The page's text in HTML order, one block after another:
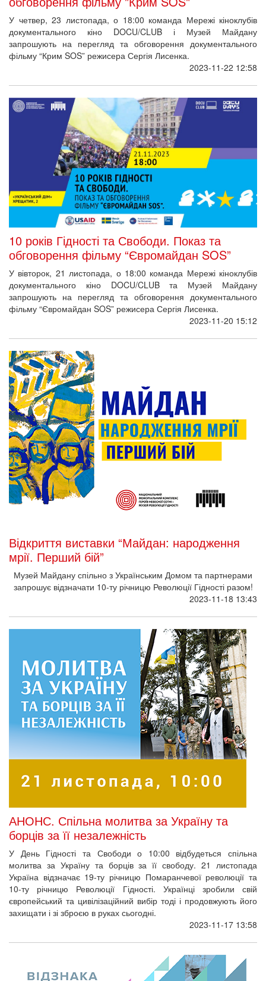
У четвер, 23 листопада, о 18:00 команда Мережі кіноклубів
документального кіно DOCU/CLUB і Музей Майдану
запрошують на перегляд та обговорення документального
фільму “Крим SOS” режисера Сергія Лисенка.
2023-11-22 12:58
10 років Гідності та Свободи. Показ та
обговорення фільму “Євромайдан SOS”
У вівторок, 21 листопада, о 18:00 команда Мережі кіноклубів
документального кіно DOCU/CLUB та Музей Майдану
запрошують на перегляд та обговорення документального
фільму “Євромайдан SOS” режисера Сергія Лисенка.
2023-11-20 15:12
Відкриття виставки “Майдан: народження
мрії. Перший бій”
Музей Майдану спільно з Українським Домом та партнерами
запрошує відзначати 10-ту річницю Революції Гідності разом!
2023-11-18 13:43
АНОНС. Спільна молитва за Україну та
борців за її незалежність
У День Гідності та Свободи о 10:00 відбудеться спільна
молитва за Україну та борців за її свободу. 21 листопада
Україна відзначає 19-ту річницю Помаранчевої революції та
10-ту річницю Революції Гідності. Українці зробили свій
європейський та цивілізаційний вибір тоді і продовжують його
захищати і зі зброєю в руках сьогодні.
2023-11-17 13:58